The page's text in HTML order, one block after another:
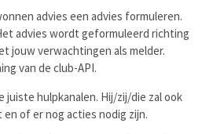
advies een advies formuleren.
advies wordt geformuleerd richting
jouw verwachtingen als melder.
van de club-API.
juiste hulpkanalen. Hij/zij/die zal ook
of er nog acties nodig zijn.